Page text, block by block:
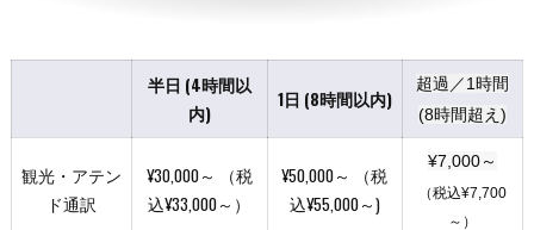
半日 (4時間以
内)
1日 (8時間以内)
超過／1時間
(8時間超え)
観光・アテン
ド通訳
¥30,000～ （税
込¥33,000～）
¥50,000～ （税
込¥55,000～)
¥7,000～
（税込¥7,700
～）